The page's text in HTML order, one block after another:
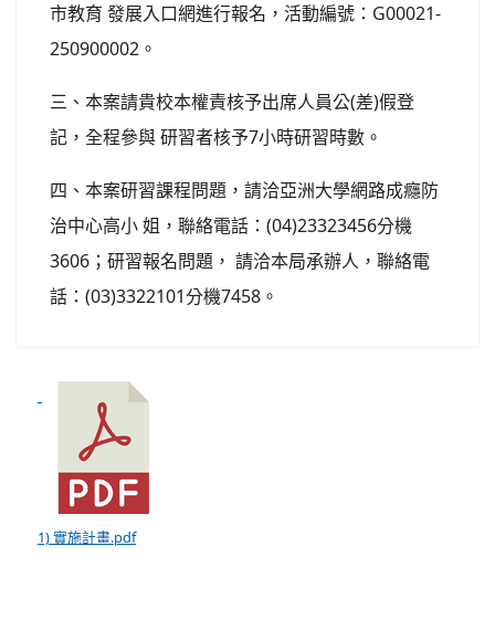
市教育 發展入口網進行報名，活動編號：G00021-
250900002。
三、本案請貴校本權責核予出席人員公(差)假登
記，全程參與 研習者核予7小時研習時數。
四、本案研習課程問題，請洽亞洲大學網路成癮防
治中心高小 姐，聯絡電話：(04)23323456分機
3606；研習報名問題， 請洽本局承辦人，聯絡電
話：(03)3322101分機7458。
1) 實施計畫.pdf